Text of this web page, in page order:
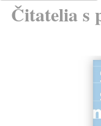
Čitatelia s